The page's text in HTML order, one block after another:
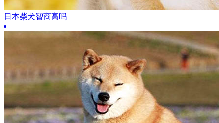
日本柴犬智商高吗